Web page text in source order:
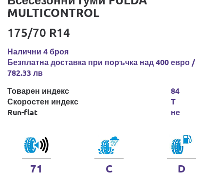
MULTICONTROL
175/70 R14
Налични 4 броя
Безплатна доставка при поръчка над 400 евро /
782.33 лв
Товарен индекс
Скоростен индекс
Run-flat
84
T
не
71 C D